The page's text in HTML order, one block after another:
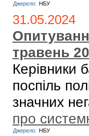
Джерело: НБУ
31.05.2024
травень
Керівники
поспіль
значних
про
Джерело: НБУ